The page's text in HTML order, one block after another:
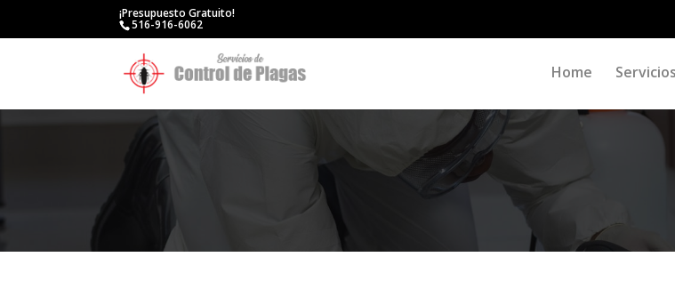
¡Presupuesto Gratuito!
516-916-6062
Home Servicios